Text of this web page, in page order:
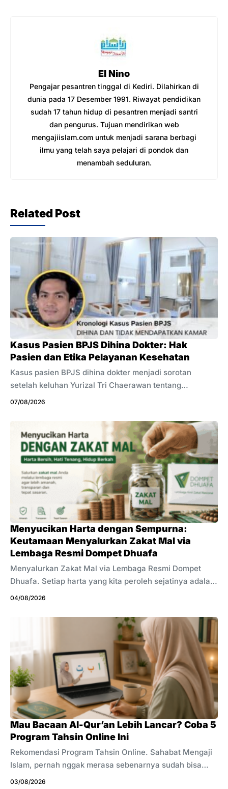
El Nino
Pengajar pesantren tinggal di Kediri. Dilahirkan di
dunia pada 17 Desember 1991. Riwayat pendidikan
sudah 17 tahun hidup di pesantren menjadi santri
dan pengurus. Tujuan mendirikan web
mengajiislam.com untuk menjadi sarana berbagi
ilmu yang telah saya pelajari di pondok dan
menambah seduluran.
Related Post
Kasus Pasien BPJS Dihina Dokter: Hak
Pasien dan Etika Pelayanan Kesehatan
Kasus pasien BPJS dihina dokter menjadi sorotan
setelah keluhan Yurizal Tri Chaerawan tentang
pelayanan kesehatan ramai di media sosial. Ia mengaku
kamar perawatan. Unggahan tersebut kemudian
mendapat komentar bernada merendahkan dari
sejumlah tenaga kesehatan. Kecaman masyarakat pun
muncul karena komentar tersebut dinilai tidak
mencerminkan empati dan etika profesi. Kementerian
Kesehatan turut menyoroti kasus ini. Pemerintah
meminta tenaga kesehatan menjaga profesionalisme
dan melaporkan dugaan pelanggaran melalui
mekanisme yang tersedia. Kasus ini juga mengingatkan
kita tentang ...
07/08/2026
Menyucikan Harta dengan Sempurna:
Keutamaan Menyalurkan Zakat Mal via
Lembaga Resmi Dompet Dhuafa
Menyalurkan Zakat Mal via Lembaga Resmi Dompet
Dhuafa. Setiap harta yang kita peroleh sejatinya adalah
titipan dari Sang Maha Pencipta. Di balik setiap
terus bertambah, terdapat ujian yang menuntut
pertanggungjawaban kita. Dalam Islam, pentingnya
zakat sangat ditekankan hingga perintah mendirikannya
sering kali disandingkan secara langsung dengan
perintah mendirikan salat di dalam Al-Qur’an. Zakat
adalah pilar yang menopang keislaman seseorang,
sekaligus menjadi pembersih jiwa dari sifat kikir,
serakah, dan terlalu mencintai dunia. Salah satu ...
04/08/2026
Mau Bacaan Al-Qur’an Lebih Lancar? Coba 5
Program Tahsin Online Ini
Rekomendasi Program Tahsin Online. Sahabat Mengaji
Islam, pernah nggak merasa sebenarnya sudah bisa
membaca Al-Qur’an, tetapi masih sering ragu apakah
03/08/2026